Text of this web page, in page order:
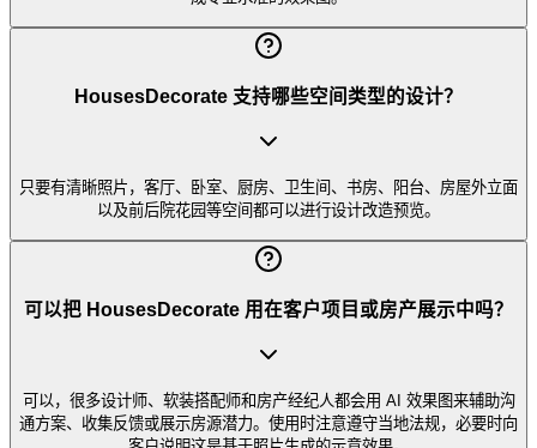
HousesDecorate 支持哪些空间类型的设计？
只要有清晰照片，客厅、卧室、厨房、卫生间、书房、阳台、房屋外立面
以及前后院花园等空间都可以进行设计改造预览。
可以把 HousesDecorate 用在客户项目或房产展示中吗？
可以，很多设计师、软装搭配师和房产经纪人都会用 AI 效果图来辅助沟
通方案、收集反馈或展示房源潜力。使用时注意遵守当地法规，必要时向